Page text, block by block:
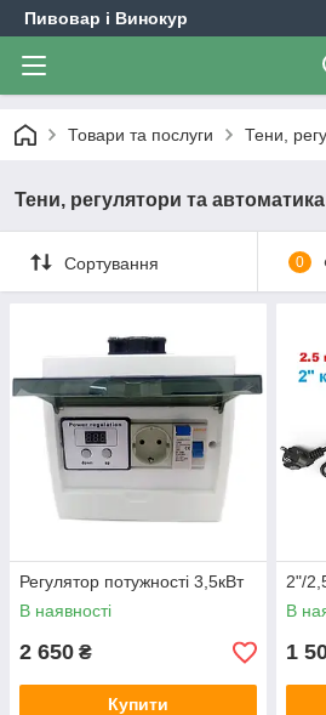
Пивовар і Винокур
Товари та послуги Тени,
Тени, регулятори та автоматика
Сортування 0
Регулятор потужності 3,5кВт
В наявності
2 650 ₴
Купити
2"/
В
1